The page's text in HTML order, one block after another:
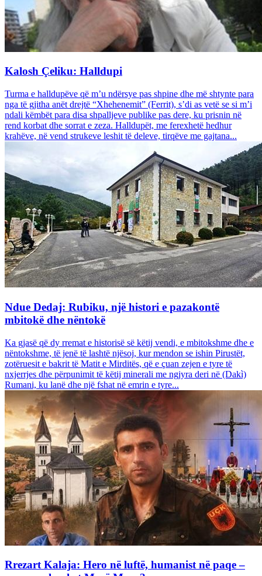
Kalosh Çeliku: Halldupi
Turma e halldupëve që m’u ndërsye pas shpine dhe më shtynte para
nga të gjitha anët drejtë “Xhehenemit” (Ferrit), s’di as vetë se si m’i
ndali këmbët para disa shpalljeve publike pas dere, ku prisnin në
rend korbat dhe sorrat e zeza. Halldupët, me ferexhetë hedhur
krahëve, në vend strukeve leshit të deleve, tirqëve me gajtana...
Ndue Dedaj: Rubiku, një histori e pazakontë
mbitokë dhe nëntokë
Ka gjasë që dy rremat e historisë së këtij vendi, e mbitokshme dhe e
nëntokshme, të jenë të lashtë njësoj, kur mendon se ishin Pirustët,
zotëruesit e bakrit të Matit e Mirditës, që e çuan zejen e tyre të
nxjerrjes dhe përpunimit të këtij minerali me ngjyra deri në (Dakì)
Rumani, ku lanë dhe një fshat në emrin e tyre...
Rrezart Kalaja: Hero në luftë, humanist në paqe –